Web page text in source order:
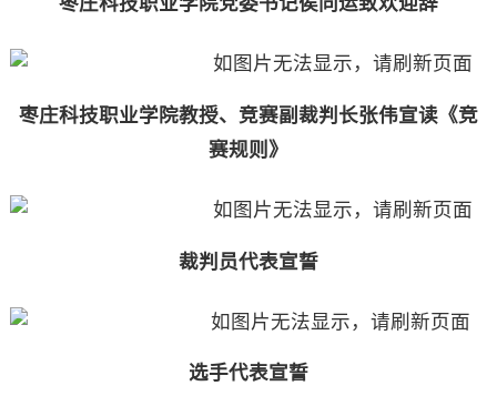
枣庄科技职业学院教授、竞赛副裁判长张伟宣读《竞
赛规则》
裁判员代表宣誓
选手代表宣誓